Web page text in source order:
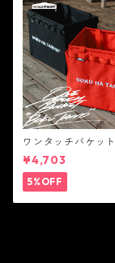
ワンタッチバケッ
（ブラック） -
¥4,703
5%OFF